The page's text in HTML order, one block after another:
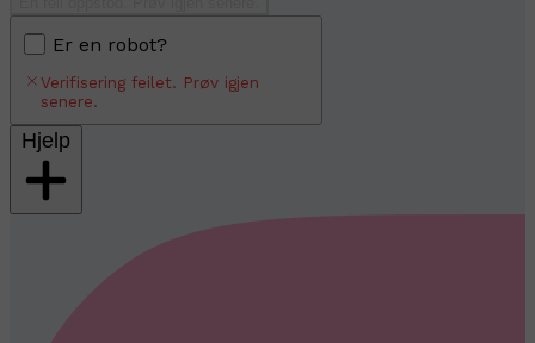
Er en robot?
Verifisering feilet. Prøv igjen
senere.
Hjelp